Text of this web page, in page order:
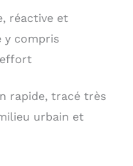
réactive et
y compris
rapide, tracé très
urbain et